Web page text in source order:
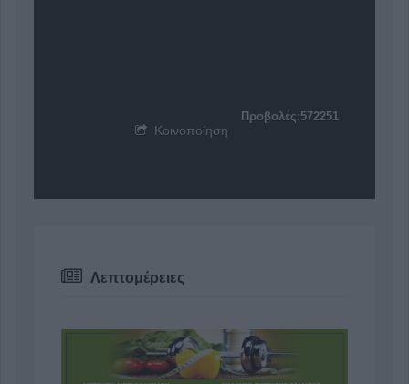
Προβολές:572251
Κοινοποίηση
Λεπτομέρειες